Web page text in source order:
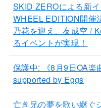
SKID ZEROによる新
WHEEL EDITION開催
乃花を迎え、友成空 /
るイベントが実現！
保護中: 《8月9日OA楽
supported by Eggs
亡き兄の夢を歌い継ぐ